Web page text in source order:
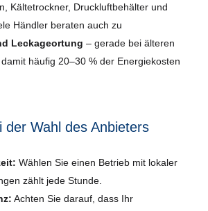
Kältetrockner, Druckluftbehälter und
Händler beraten auch zu
Leckageortung – gerade bei älteren
häufig 20–30 % der Energiekosten
der Wahl des Anbieters
Wählen Sie einen Betrieb mit lokaler
zählt jede Stunde.
Achten Sie darauf, dass Ihr